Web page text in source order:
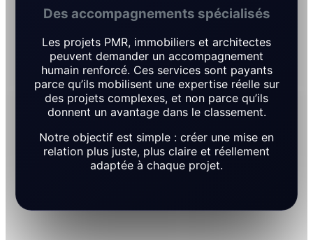
Des accompagnements spécialisés
Les projets PMR, immobiliers et architectes
peuvent demander un accompagnement
humain renforcé. Ces services sont payants
parce qu’ils mobilisent une expertise réelle sur
des projets complexes, et non parce qu’ils
donnent un avantage dans le classement.
Notre objectif est simple : créer une mise en
relation plus juste, plus claire et réellement
adaptée à chaque projet.